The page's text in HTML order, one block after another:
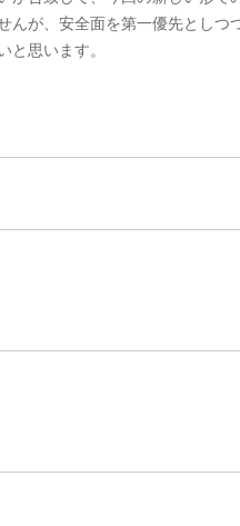
が、安全面を第一優先としつ
思います。